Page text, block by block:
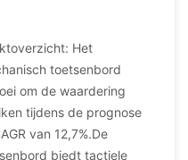
Het
toetsenbord
om de waardering
tijdens de prognose
van 12,7%.De
biedt tactiele